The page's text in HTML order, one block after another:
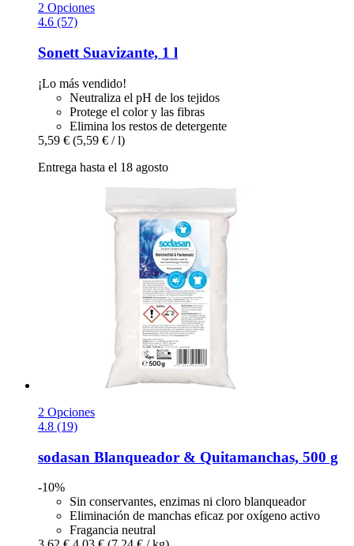
2 Opciones
4.6 (57)
Sonett Suavizante, 1 l
¡Lo más vendido!
Neutraliza el pH de los tejidos
Protege el color y las fibras
Elimina los restos de detergente
5,59 € (5,59 € / l)
Entrega hasta el 18 agosto
2 Opciones
4.8 (19)
sodasan Blanqueador & Quitamanchas, 500 g
-10%
Sin conservantes, enzimas ni cloro blanqueador
Eliminación de manchas eficaz por oxígeno activo
Fragancia neutral